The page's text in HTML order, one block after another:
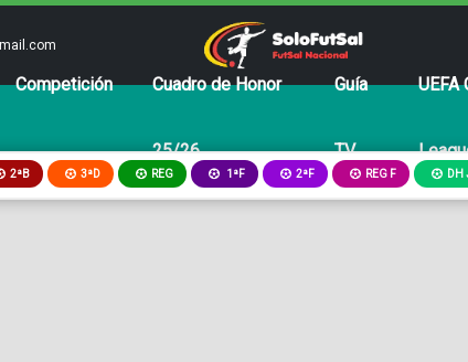
Competición Cuadro de Honor
25/26
Guía
TV
UEFA
2ªB 3ªD REG 1ªF 2ªF REG F DH